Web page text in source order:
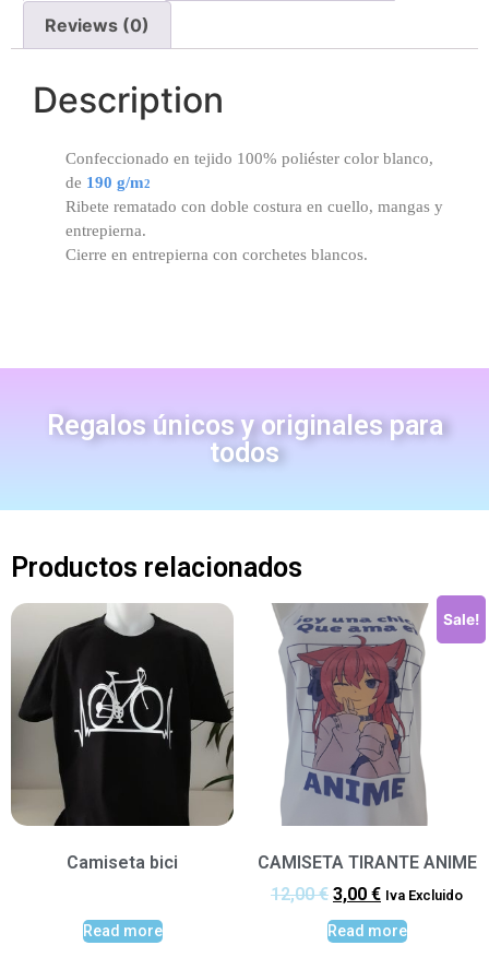
Reviews (0)
Description
Confeccionado en tejido 100% poliéster color blanco,
de 190 g/m2
Ribete rematado con doble costura en cuello, mangas y
entrepierna.
Cierre en entrepierna con corchetes blancos.
Regalos únicos y originales para
todos
Productos relacionados
Camiseta bici
Read more
Sale!
CAMISETA TIRANTE ANIME
12,00€ 3,00 € Iva Excluido
Read more